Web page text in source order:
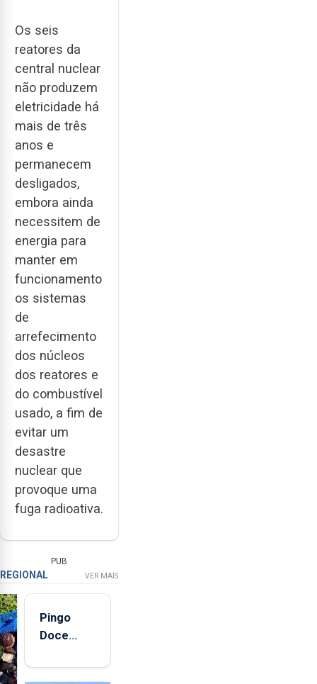
Os seis
reatores da
central nuclear
não produzem
eletricidade há
mais de três
anos e
permanecem
desligados,
embora ainda
necessitem de
energia para
manter em
funcionamento
os sistemas
de
arrefecimento
dos núcleos
dos reatores e
do combustível
usado, a fim de
evitar um
desastre
nuclear que
provoque uma
fuga radioativa.
PUB
REGIONAL VER MAIS
Pingo
Doce
quinta-